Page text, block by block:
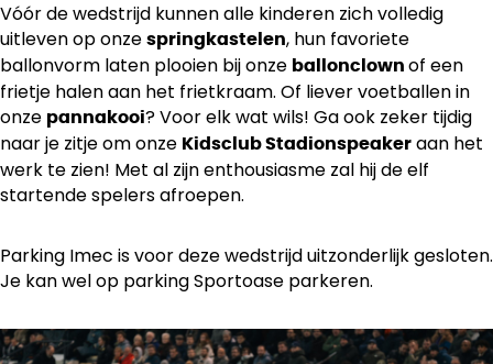
Vóór de wedstrijd kunnen alle kinderen zich volledig
uitleven op onze springkastelen, hun favoriete
ballonvorm laten plooien bij onze ballonclown of een
frietje halen aan het frietkraam. Of liever voetballen in
onze pannakooi? Voor elk wat wils! Ga ook zeker tijdig
naar je zitje om onze Kidsclub Stadionspeaker aan het
werk te zien! Met al zijn enthousiasme zal hij de elf
startende spelers afroepen.
Parking Imec is voor deze wedstrijd uitzonderlijk gesloten.
Je kan wel op parking Sportoase parkeren.